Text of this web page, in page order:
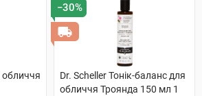
обличчя
−30%
Dr. Scheller Тонік-баланс для
обличчя Троянда 150 мл 1